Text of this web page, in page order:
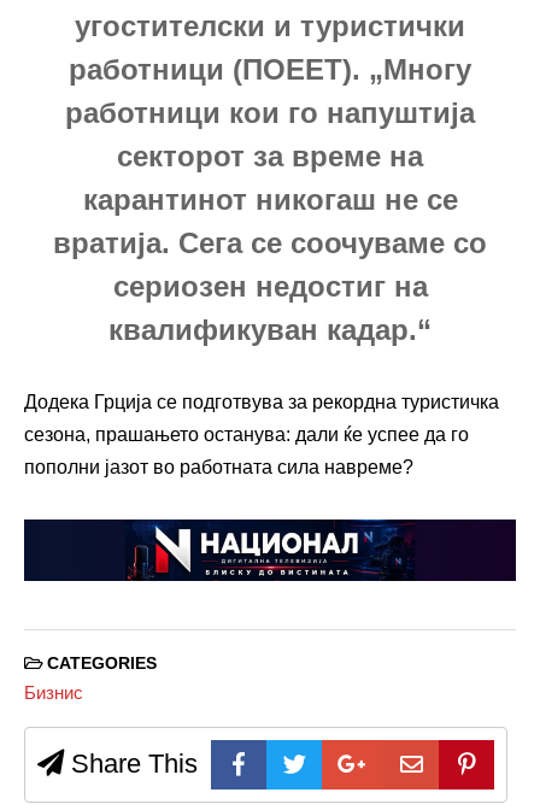
угостителски и туристички
работници (ПОЕЕТ). „Многу
работници кои го напуштија
секторот за време на
карантинот никогаш не се
вратија. Сега се соочуваме со
сериозен недостиг на
квалификуван кадар.“
Додека Грција се подготвува за рекордна туристичка
сезона, прашањето останува: дали ќе успее да го
пополни јазот во работната сила навреме?
CATEGORIES
Бизнис
Share This